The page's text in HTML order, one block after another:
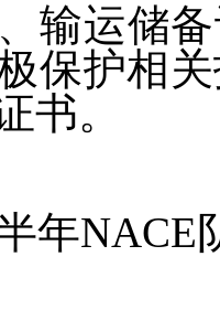
输运储
保护相
书。
年